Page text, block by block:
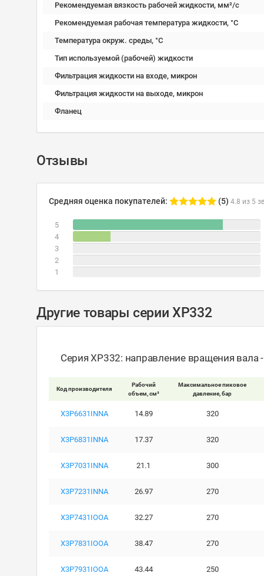
Рекомендуемая вязкость рабочей жидкости, мм²/с
Рекомендуемая рабочая температура жидкости, °C
Температура окруж. среды, °C
Тип используемой (рабочей) жидкости
Фильтрация жидкости на входе, микрон
Фильтрация жидкости на выходе, микрон
Фланец
Отзывы
Средняя оценка покупателей: (5) 4.8 из 5
5
4
3
2
1
Другие товары серии XP332
Серия XP332: направление вращения вала
Код производителя
Рабочий
объем, см³
Максимальное пиковое
давление, бар
X3P6631INNA 14.89 320
X3P6831INNA 17.37 320
X3P7031INNA 21.1 300
X3P7231INNA 26.97 270
X3P7431IOOA 32.27 270
X3P7831IOOA 38.47 270
X3P7931IOOA 43.44 250